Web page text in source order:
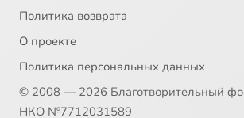
Политика возврата
О проекте
Политика персональных данных
© 2008 — 2026 Благотворительный
НКО №7712031589